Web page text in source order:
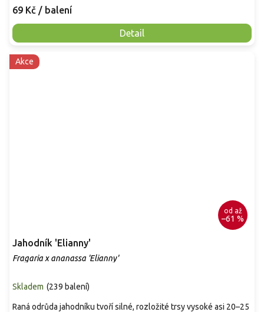
69 Kč / balení
Detail
Akce
od až
–61 %
Jahodník 'Elianny'
Fragaria x ananassa 'Elianny'
Skladem (239 balení)
Raná odrůda jahodníku tvoří silné, rozložité trsy vysoké asi 20–25